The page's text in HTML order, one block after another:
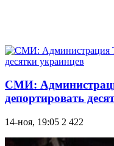
СМИ:
депортировать
14-ноя, 19:05 2 422